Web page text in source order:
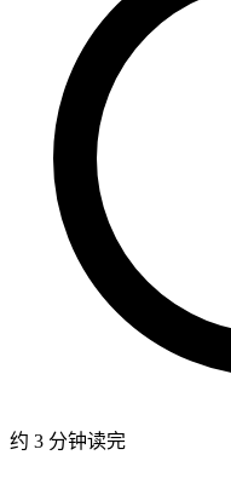
约 3 分钟读完